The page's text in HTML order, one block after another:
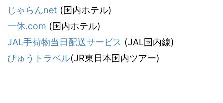
じゃらんnet (国内ホテル)
一休.com (国内ホテル)
JAL手荷物当日配送サービス (JAL国内線)
びゅうトラベル(JR東日本国内ツアー)